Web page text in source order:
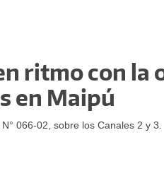
ritmo con la
en Maipú
066-02, sobre los Canales 2 y 3.